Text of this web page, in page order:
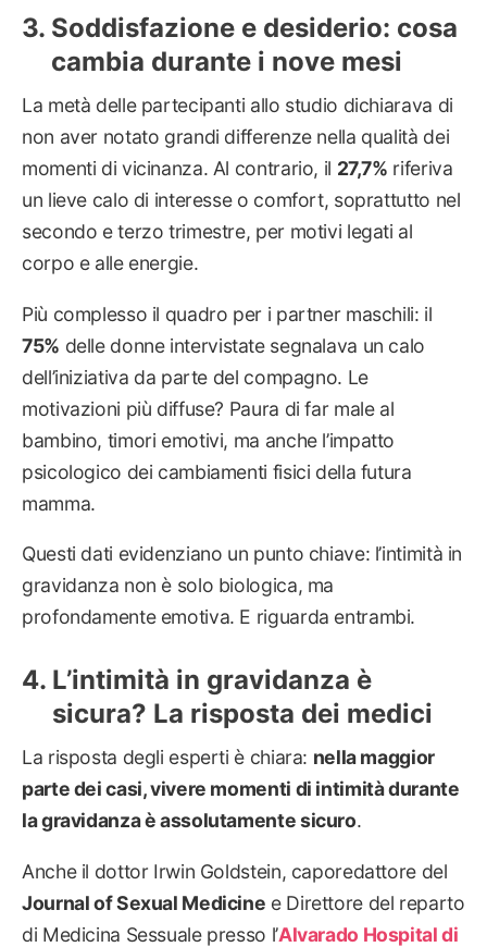
Soddisfazione e desiderio: cosa
cambia durante i nove mesi
La metà delle partecipanti allo studio dichiarava di
non aver notato grandi differenze nella qualità dei
momenti di vicinanza. Al contrario, il 27,7% riferiva
un lieve calo di interesse o comfort, soprattutto nel
secondo e terzo trimestre, per motivi legati al
corpo e alle energie.
Più complesso il quadro per i partner maschili: il
75% delle donne intervistate segnalava un calo
dell’iniziativa da parte del compagno. Le
motivazioni più diffuse? Paura di far male al
bambino, timori emotivi, ma anche l’impatto
psicologico dei cambiamenti fisici della futura
mamma.
Questi dati evidenziano un punto chiave: l’intimità in
gravidanza non è solo biologica, ma
profondamente emotiva. E riguarda entrambi.
L’intimità in gravidanza è
sicura? La risposta dei medici
La risposta degli esperti è chiara: nella maggior
parte dei casi, vivere momenti di intimità durante
la gravidanza è assolutamente sicuro.
Anche il dottor Irwin Goldstein, caporedattore del
Journal of Sexual Medicine e Direttore del reparto
di Medicina Sessuale presso l’Alvarado Hospital di